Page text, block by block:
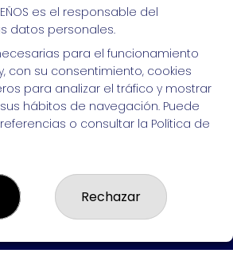
puedes hacerlo, ¡mucha
es el responsable del
datos personales.
para el funcionamiento
con su consentimiento, cookies
para analizar el tráfico y mostrar
hábitos de navegación. Puede
o consultar la Política de
Rechazar